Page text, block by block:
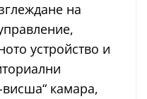
на
устройство и
камара,